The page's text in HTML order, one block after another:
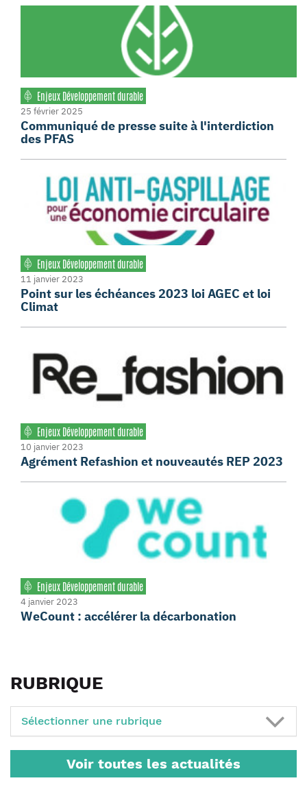
Enjeux Développement durable
25 février 2025
Communiqué de presse suite à l'interdiction
des PFAS
Enjeux Développement durable
11 janvier 2023
Point sur les échéances 2023 loi AGEC et loi
Climat
Enjeux Développement durable
10 janvier 2023
Agrément Refashion et nouveautés REP 2023
Enjeux Développement durable
4 janvier 2023
WeCount : accélérer la décarbonation
RUBRIQUE
Sélectionner une rubrique
Voir toutes les actualités